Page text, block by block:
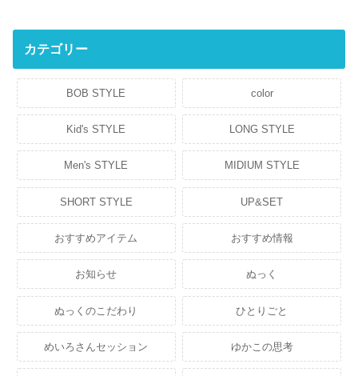
カテゴリー
BOB STYLE color
Kid's STYLE LONG STYLE
Men's STYLE MIDIUM STYLE
SHORT STYLE UP&SET
おすすめアイテム おすすめ情報
お知らせ ぬっく
ぬっくのこだわり ひとりごと
めいろさんセッション ゆかこの思考